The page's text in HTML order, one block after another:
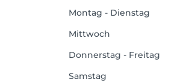
Montag - Dienstag
Mittwoch
Donnerstag - Freitag
Samstag